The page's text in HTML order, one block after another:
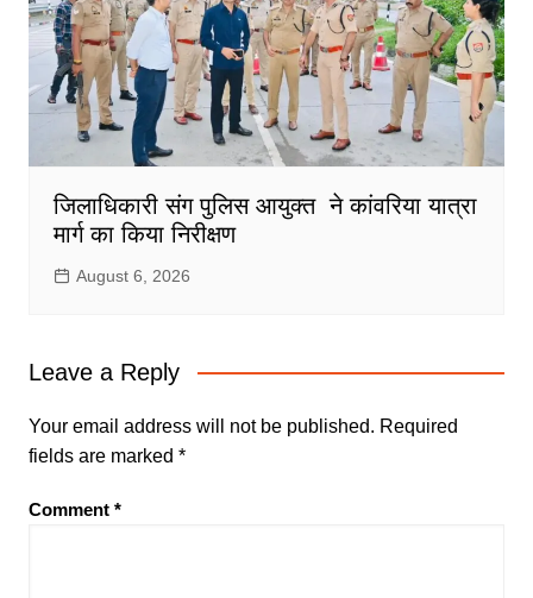
जिलाधिकारी संग पुलिस आयुक्त ने कांवरिया यात्रा
मार्ग का किया निरीक्षण
August 6, 2026
Leave a Reply
Your email address will not be published. Required
fields are marked *
Comment *